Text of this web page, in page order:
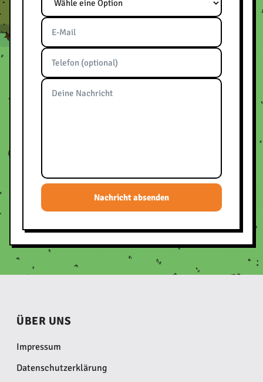
Bitte frei lassen
Nachricht absenden
ÜBER UNS
Impressum
Datenschutzerklärung